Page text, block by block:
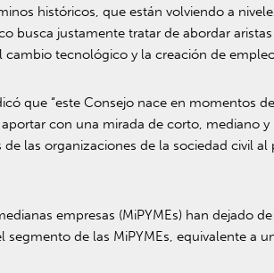
históricos, que están volviendo a
busca justamente tratar de abordar
tecnológico y la creación de
que “este Consejo nace en momentos
con una mirada de corto, mediano
las organizaciones de la sociedad civil
empresas (MiPYMEs) han dejado
de las MiPYMEs, equivalente a